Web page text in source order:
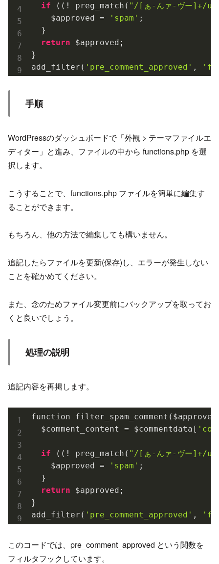
if ((! preg_match( "/[ぁ-んァ-ヴー]+/u"
    $approved =
'spam' ;
  }
return $approved;
}
add_filter( 'pre_comment_approved' ,
手順
WordPressのダッシュボードで「外観 > テーマファイルエ
ディター」と進み、ファイルの中から functions.php を選
択します。
こうすることで、functions.php ファイルを簡単に編集す
ることができます。
もちろん、他の方法で編集しても構いません。
追記したらファイルを更新(保存)し、エラーが発生しない
ことを確かめてください。
また、念のためファイル変更前にバックアップを取ってお
くと良いでしょう。
処理の説明
追記内容を再掲します。
function
  $comment_content = $commentdata[
if ((! preg_match( "/[ぁ-んァ-ヴー]+/u"
    $approved =
'spam' ;
  }
return $approved;
}
add_filter( 'pre_comment_approved' ,
このコードでは、pre_comment_approved という関数を
フィルタフックしています。